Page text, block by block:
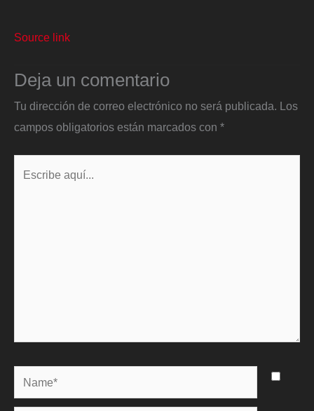
Source link
Deja un comentario
Tu dirección de correo electrónico no será publicada.
Los
campos obligatorios están marcados con *
Name*